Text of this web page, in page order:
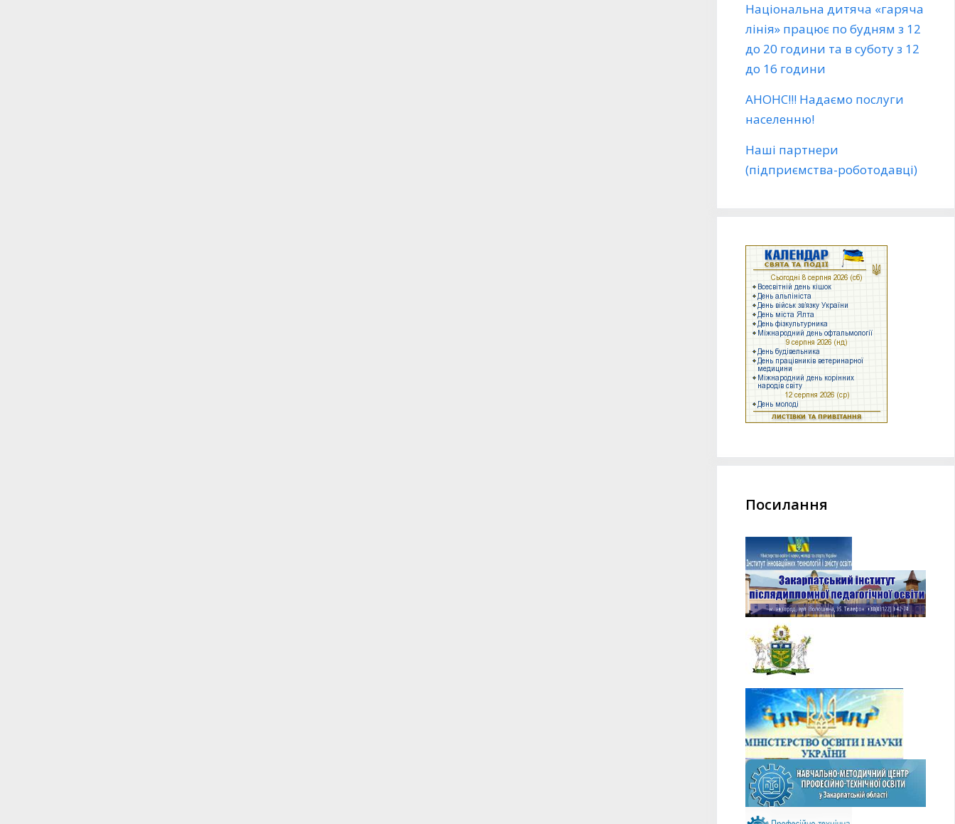
Національна дитяча «гаряча
лінія» працює по будням з 12
до 20 години та в суботу з 12
до 16 години
АНОНС!!! Надаємо послуги
населенню!
Наші партнери
(підприємства-роботодавці)
Посилання